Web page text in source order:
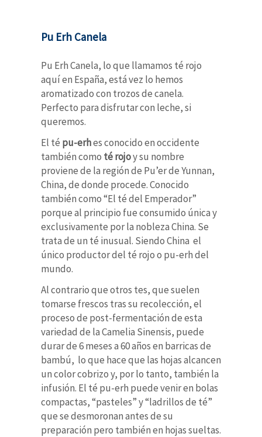
Pu Erh Canela
Pu Erh Canela, lo que llamamos té rojo
aquí en España, está vez lo hemos
aromatizado con trozos de canela.
Perfecto para disfrutar con leche, si
queremos.
El té pu-erhes conocido en occidente
también como té rojoy su nombre
proviene de la región de Pu’er de Yunnan,
China, de donde procede. Conocido
también como “El té del Emperador”
porque al principio fue consumido única y
exclusivamente por la nobleza China. Se
trata de un té inusual. Siendo China el
único productor del té rojo o pu-erh del
mundo.
Al contrario que otros tes, que suelen
tomarse frescos tras su recolección, el
proceso de post-fermentación de esta
variedad de la Camelia Sinensis, puede
durar de 6 meses a 60 años en barricas de
bambú, lo que hace que las hojas alcancen
un color cobrizo y, por lo tanto, también la
infusión. El té pu-erh puede venir en bolas
compactas, “pasteles” y “ladrillos de té”
que se desmoronan antes de su
preparación pero también en hojas sueltas.